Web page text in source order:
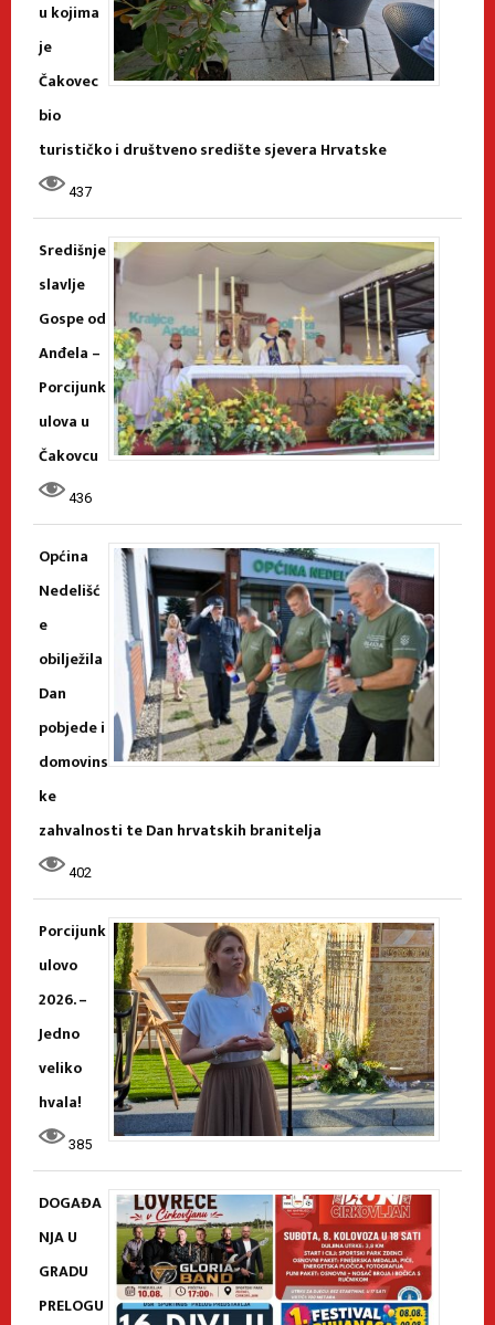
u kojima
je
Čakovec
bio
turističko i društveno središte sjevera Hrvatske
437
Središnje
slavlje
Gospe od
Anđela –
Porcijunk
ulova u
Čakovcu
436
Općina
Nedelišć
e
obilježila
Dan
pobjede i
domovins
ke
zahvalnosti te Dan hrvatskih branitelja
402
Porcijunk
ulovo
2026. –
Jedno
veliko
hvala!
385
DOGAĐA
NJA U
GRADU
PRELOGU